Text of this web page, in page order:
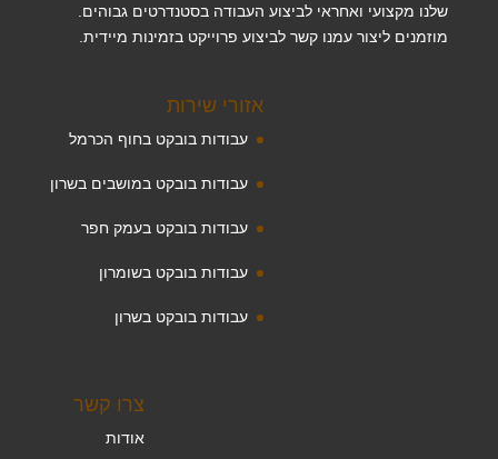
שלנו מקצועי ואחראי לביצוע העבודה בסטנדרטים גבוהים.
מוזמנים ליצור עמנו קשר לביצוע פרוייקט בזמינות מיידית.
אזורי שירות
עבודות בובקט בחוף הכרמל
עבודות בובקט במושבים בשרון
עבודות בובקט בעמק חפר
עבודות בובקט בשומרון
עבודות בובקט בשרון
צרו קשר
אודות